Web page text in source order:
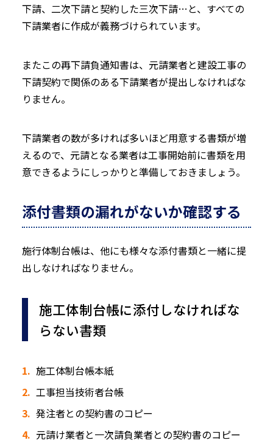
下請、二次下請と契約した三次下請…と、すべての
下請業者に作成が義務づけられています。
またこの再下請負通知書は、元請業者と建設工事の
下請契約で関係のある下請業者が提出しなければな
りません。
下請業者の数が多ければ多いほど用意する書類が増
えるので、元請となる業者は工事開始前に書類を用
意できるようにしっかりと準備しておきましょう。
添付書類の漏れがないか確認する
施行体制台帳は、他にも様々な添付書類と一緒に提
出しなければなりません。
施工体制台帳に添付しなければな
らない書類
施工体制台帳本紙
工事担当技術者台帳
発注者との契約書のコピー
元請け業者と一次請負業者との契約書のコピー